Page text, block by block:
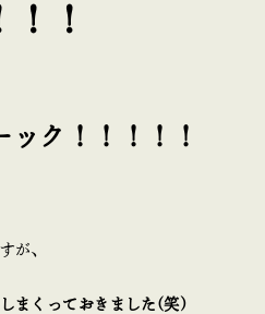
！！
ック！！！！！
が、
まくっておきました(笑)